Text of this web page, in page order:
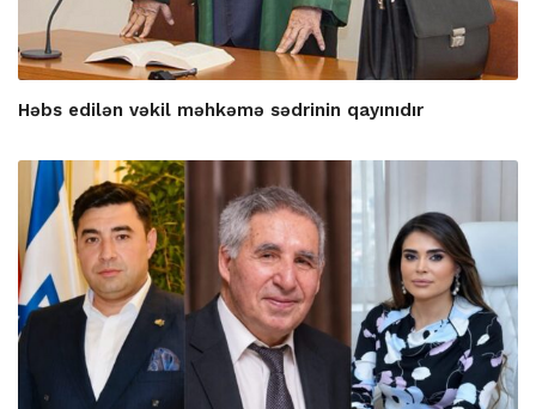
Həbs edilən vəkil məhkəmə sədrinin qayınıdır